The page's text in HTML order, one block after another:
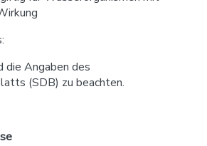
die Angaben des
(SDB) zu beachten.